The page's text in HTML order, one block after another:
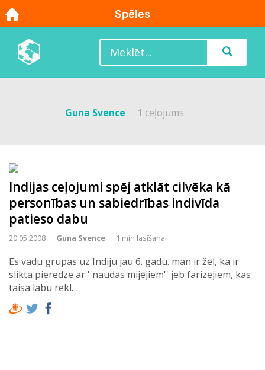
Guna Svence 1 ceļojums
Indijas ceļojumi spēj atklāt cilvēka kā
personības un sabiedrības indivīda
patieso dabu
20.05.2008 Guna Svence 1 min lasīšanai
Es vadu grupas uz Indiju jau 6. gadu. man ir žēl, ka ir
slikta pieredze ar ''naudas mijējiem'' jeb farizejiem, kas
taisa labu rekl…